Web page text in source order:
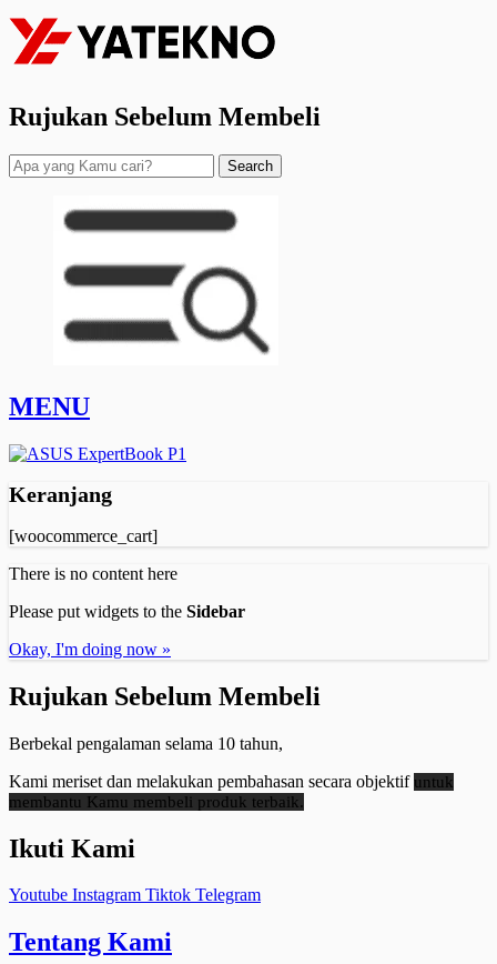
Rujukan Sebelum Membeli
Search
MENU
Keranjang
[woocommerce_cart]
There is no content here
Please put widgets to the Sidebar
Okay, I'm doing now »
Rujukan Sebelum Membeli
Berbekal pengalaman selama 10 tahun,
Kami meriset dan melakukan pembahasan secara objektif untuk
membantu Kamu membeli produk terbaik.
Ikuti Kami
Youtube Instagram Tiktok Telegram
Tentang Kami